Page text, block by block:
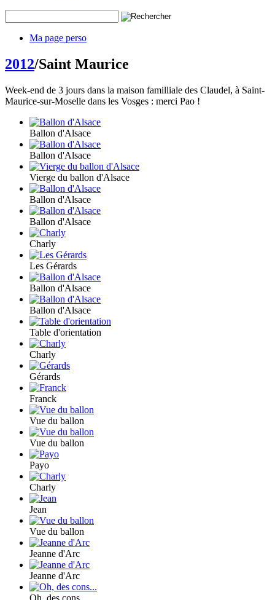
Ma page perso
2012/Saint Maurice
Week-end de 3 jours dans la maison familliale des Claudel, à Saint-
Maurice-sur-Moselle dans les Vosges : merci Pao !
Ballon d'Alsace
Ballon d'Alsace
Vierge du ballon d'Alsace
Ballon d'Alsace
Ballon d'Alsace
Charly
Les Gérards
Ballon d'Alsace
Ballon d'Alsace
Table d'orientation
Charly
Gérards
Franck
Vue du ballon
Vue du ballon
Payo
Charly
Jean
Vue du ballon
Jeanne d'Arc
Jeanne d'Arc
Oh, des cons...